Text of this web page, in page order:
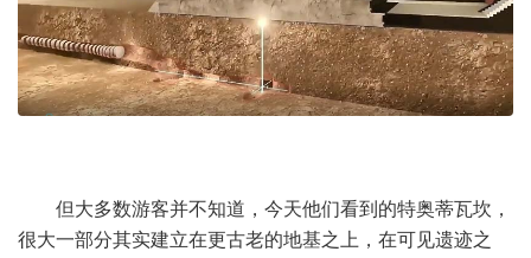
但大多数游客并不知道，今天他们看到的特奥蒂瓦坎，
很大一部分其实建立在更古老的地基之上，在可见遗迹之